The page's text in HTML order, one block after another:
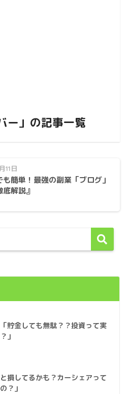
ー」の記事一覧
11日
も簡単！最強の副業「ブログ」
解説』
「貯金しても無駄？？投資って実
」
と損してるかも？カーシェアって
？」